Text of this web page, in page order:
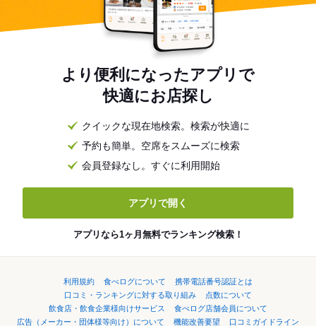
より便利になったアプリで
快適にお店探し
クイックな現在地検索。検索が快適に
予約も簡単。空席をスムーズに検索
会員登録なし。すぐに利用開始
アプリで開く
アプリなら1ヶ月無料でランキング検索！
利用規約 食べログについて
携帯電話番号認証とは
口コミ・ランキングに対する取り組み
点数について
飲食店・飲食企業様向けサービス
食べログ店舗会員について
広告（メーカー・団体様等向け）について
機能改善要望 口コミガイドライン